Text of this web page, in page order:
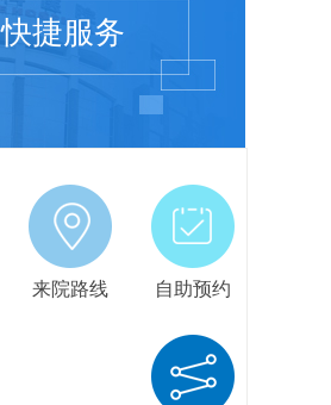
快捷服务
来院路线 自助预约